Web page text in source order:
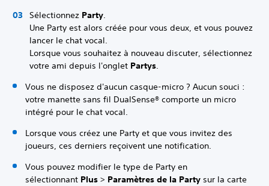
Sélectionnez Party.
Une Party est alors créée pour vous deux, et vous pouvez
lancer le chat vocal.
Lorsque vous souhaitez à nouveau discuter, sélectionnez
votre ami depuis l'onglet Partys.
Vous ne disposez d'aucun casque-micro ? Aucun souci :
votre manette sans fil DualSense® comporte un micro
intégré pour le chat vocal.
Lorsque vous créez une Party et que vous invitez des
joueurs, ces derniers reçoivent une notification.
Vous pouvez modifier le type de Party en
sélectionnant Plus > Paramètres de la Party sur la carte